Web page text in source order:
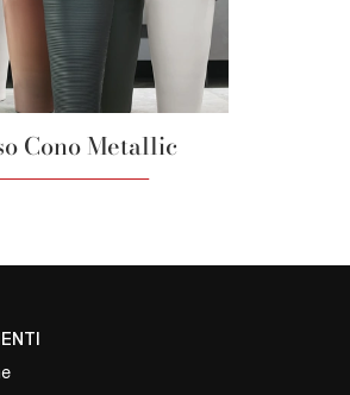
Cono Metallic